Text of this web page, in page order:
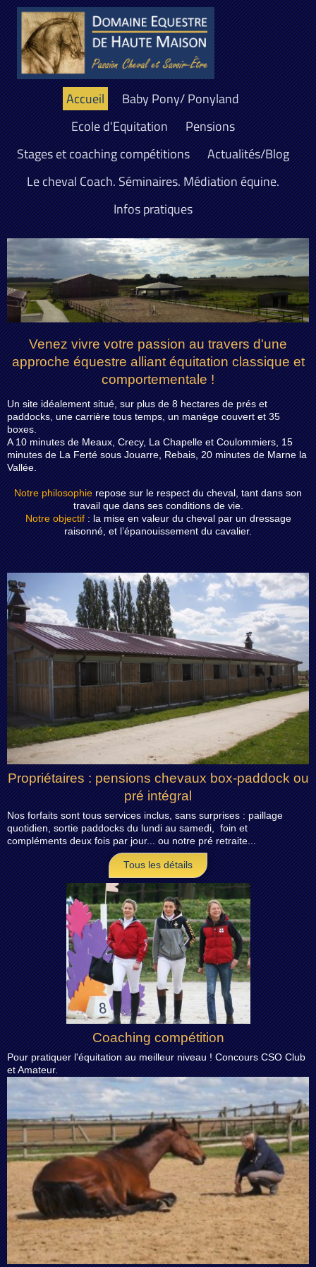
Accueil
Baby Pony/ Ponyland
Ecole d'Equitation
Pensions
Stages et coaching compétitions
Actualités/Blog
Le cheval Coach. Séminaires. Médiation équine.
Infos pratiques
Venez vivre votre passion au travers d'une
approche équestre alliant équitation classique et
comportementale !
Un site idéalement situé, sur plus de 8 hectares de prés et
paddocks, une carrière tous temps, un manège couvert et 35
boxes.
A 10 minutes de Meaux, Crecy, La Chapelle et Coulommiers, 15
minutes de La Ferté sous Jouarre, Rebais, 20 minutes de Marne la
Vallée.
Notre philosophierepose sur le respect du cheval, tant dans son
travail que dans ses conditions de vie.
Notre objectif: la mise en valeur du cheval par un dressage
raisonné, et l’épanouissement du cavalier.
Propriétaires : pensions chevaux box-paddock ou
pré intégral
Nos forfaits sont tous services inclus, sans surprises : paillage
quotidien, sortie paddocks du lundi au samedi, foin et
compléments deux fois par jour... ou notre pré retraite...
Tous les détails
Coaching compétition
Pour pratiquer l'équitation au meilleur niveau ! Concours CSO Club
et Amateur.